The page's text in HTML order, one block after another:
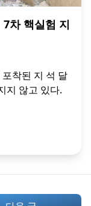
차 핵실험 지
착된 지 석 달
지 않고 있다.